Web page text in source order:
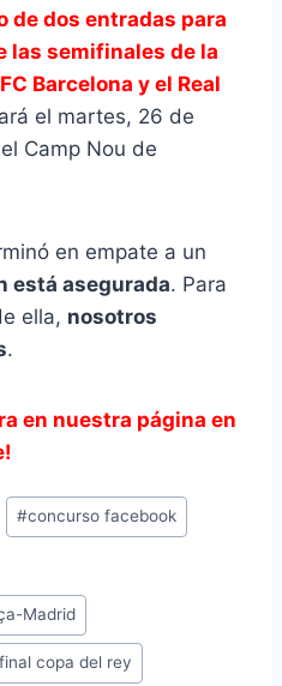
de dos entradas para
las semifinales de la
Barcelona y el Real
el martes, 26 de
Camp Nou de
en empate a un
está asegurada. Para
ella, nosotros
.
en nuestra página en
#concurso facebook
Madrid
copa del rey